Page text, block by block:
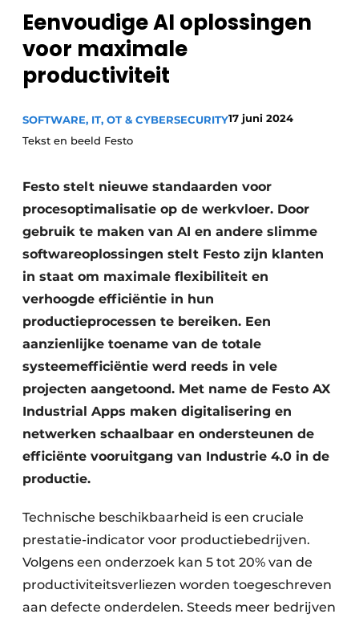
Privacy / Cookie statement
Vacature aanmelden
Vacatures
Eenvoudige AI oplossingen
voor maximale
productiviteit
SOFTWARE, IT, OT & CYBERSECURITY17 juni 2024
Tekst en beeld Festo
Festo stelt nieuwe standaarden voor
procesoptimalisatie op de werkvloer. Door
gebruik te maken van AI en andere slimme
softwareoplossingen stelt Festo zijn klanten
in staat om maximale flexibiliteit en
verhoogde efficiëntie in hun
productieprocessen te bereiken. Een
aanzienlijke toename van de totale
systeemefficiëntie werd reeds in vele
projecten aangetoond. Met name de Festo AX
Industrial Apps maken digitalisering en
netwerken schaalbaar en ondersteunen de
efficiënte vooruitgang van Industrie 4.0 in de
productie.
Technische beschikbaarheid is een cruciale
prestatie-indicator voor productiebedrijven.
Volgens een onderzoek kan 5 tot 20% van de
productiviteitsverliezen worden toegeschreven
aan defecte onderdelen. Steeds meer bedrijven